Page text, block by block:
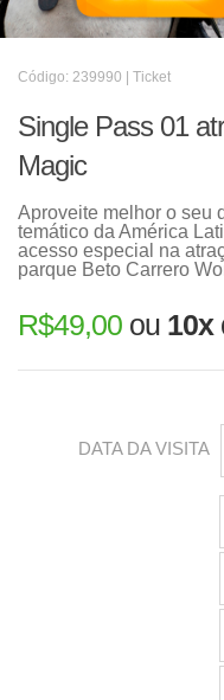
Código: 239990 | Ticket
Single Pass 01
Magic
Aproveite melhor o seu
temático da América
acesso especial na
parque Beto Carrero
R$49,00 ou 10x
DATA DA VISITA